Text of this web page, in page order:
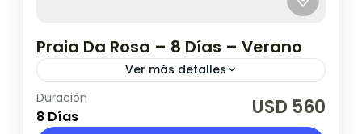
Praia Da Rosa – 8 Días – Verano
Ver más detalles
SALIDAS: 02, 09, 16, 23, 30 DE ENERO Y 13 Y 20
DE FEBRERO
Duración
8 Días USD 560